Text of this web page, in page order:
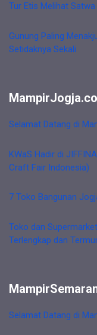
Tur Etis Melihat
Gunung Paling
Setidaknya Sekali
Selamat Datang di
KWaS Hadir di
Craft Fair Indonesia)
7 Toko Bangunan
Toko dan
Terlengkap dan
Selamat Datang di